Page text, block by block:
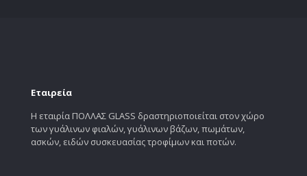
Εταιρεία
Η εταιρία ΠΟΛΛΑΣ GLASS δραστηριοποιείται στον χώρο
των γυάλινων φιαλών, γυάλινων βάζων, πωμάτων,
ασκών, ειδών συσκευασίας τροφίμων και ποτών.